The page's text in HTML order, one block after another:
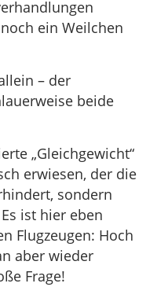
ein Weilchen
– der
beide
„Gleichgewicht“
erwiesen, der die
sondern
ist hier eben
Flugzeugen: Hoch
aber wieder
Frage!